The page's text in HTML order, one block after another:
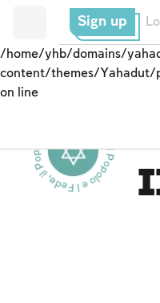
Sign up
/home/yhb/domains/
content/themes/Yahadut/
on line
Fede, il Popolo e la Terra - Fede, il Popolo e la Terra --